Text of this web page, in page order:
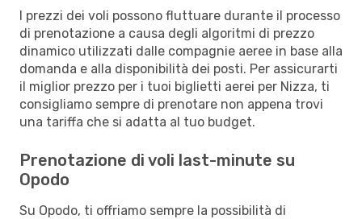
I prezzi dei voli possono fluttuare durante il processo
di prenotazione a causa degli algoritmi di prezzo
dinamico utilizzati dalle compagnie aeree in base alla
domanda e alla disponibilità dei posti. Per assicurarti
il miglior prezzo per i tuoi biglietti aerei per Nizza, ti
consigliamo sempre di prenotare non appena trovi
una tariffa che si adatta al tuo budget.
Prenotazione di voli last-minute su
Opodo
Su Opodo, ti offriamo sempre la possibilità di